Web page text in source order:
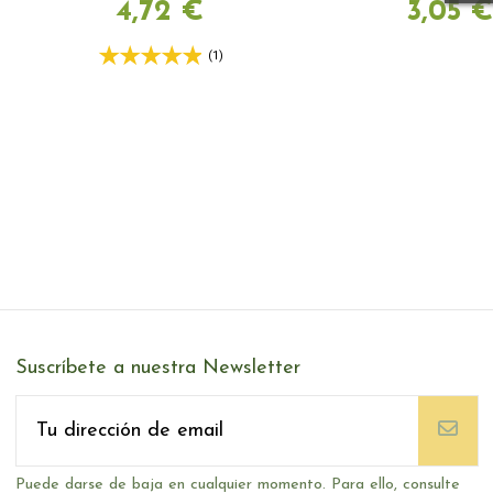
4,72 €
(1)
3,05 €
Suscríbete a nuestra Newsletter
Puede darse de baja en cualquier momento. Para ello, consulte